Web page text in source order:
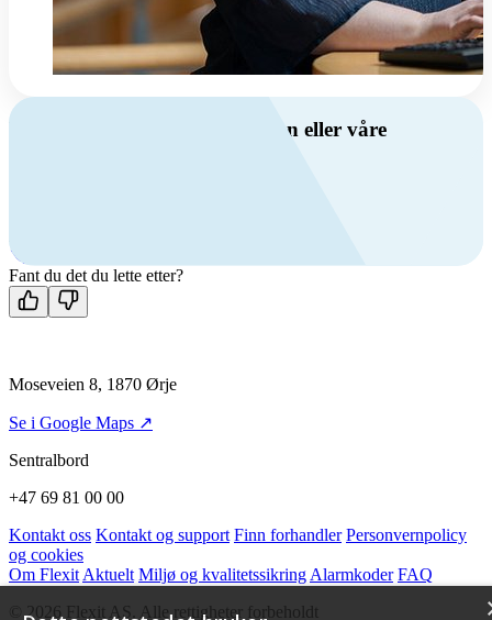
Har du spørsmål om ventilasjon eller våre
Kontakt oss
Fant du det du lette etter?
Moseveien 8, 1870 Ørje
Se i Google Maps ↗
Sentralbord
+47 69 81 00 00
Kontakt oss Kontakt og support Finn forhandler Personvernpolicy
og cookies
Om Flexit Aktuelt Miljø og kvalitetssikring Alarmkoder FAQ
© 2026 Flexit AS. Alle rettigheter forbeholdt